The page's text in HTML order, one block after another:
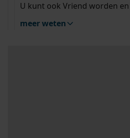
U kunt ook Vriend worden
meer weten